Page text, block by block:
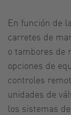
En función de
carretes de
o tambores de
opciones de
controles
unidades de
los sistemas